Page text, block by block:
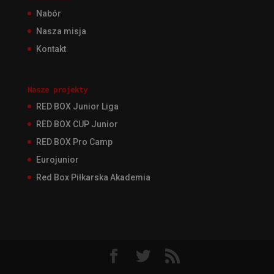
Nabór
Nasza misja
Kontakt
Nasze projekty
RED BOX Junior Liga
RED BOX CUP Junior
RED BOX Pro Camp
Eurojunior
Red Box Piłkarska Akademia